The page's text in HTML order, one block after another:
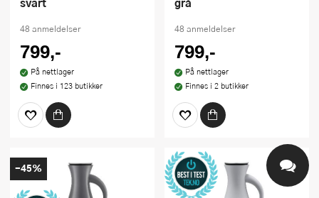
48 anmeldelser
799,-
På nettlager
Finnes i 123 butikker
48 anmeldelser
799,-
På nettlager
Finnes i 2 butikker
-45%